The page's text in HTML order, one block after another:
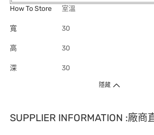
How To Store
室溫
寬 30
高 30
深 30
隱藏
SUPPLIER INFORMATION :廠商